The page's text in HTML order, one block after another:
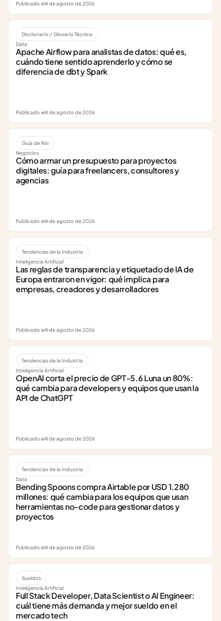
Publicado el4 de agosto de 2026
Diccionario / Glosario Técnico
Data
Apache Airflow para analistas de datos: qué es,
cuándo tiene sentido aprenderlo y cómo se
diferencia de dbt y Spark
Publicado el4 de agosto de 2026
Guía de Rol
Negocios
Cómo armar un presupuesto para proyectos
digitales: guía para freelancers, consultores y
agencias
Publicado el4 de agosto de 2026
Tendencias de la Industria
Inteligencia Artificial
Las reglas de transparencia y etiquetado de IA de
Europa entraron en vigor: qué implica para
empresas, creadores y desarrolladores
Publicado el4 de agosto de 2026
Tendencias de la Industria
Inteligencia Artificial
OpenAI corta el precio de GPT-5.6 Luna un 80%:
qué cambia para developers y equipos que usan la
API de ChatGPT
Publicado el4 de agosto de 2026
Tendencias de la Industria
Data
Bending Spoons compra Airtable por USD 1.280
millones: qué cambia para los equipos que usan
herramientas no-code para gestionar datos y
proyectos
Publicado el4 de agosto de 2026
Sueldos
Inteligencia Artificial
Full Stack Developer, Data Scientist o AI Engineer:
cuál tiene más demanda y mejor sueldo en el
mercado tech